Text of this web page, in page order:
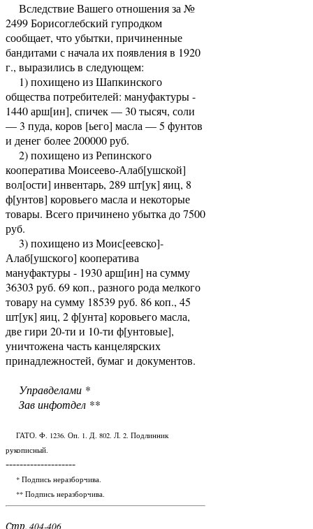
Вследствие Вашего отношения за №
2499 Борисоглебский гупродком
сообщает, что убытки, причиненные
бандитами с начала их появления в 1920
г., выразились в следующем:
1) похищено из Шапкинского
общества потребителей: мануфактуры -
1440 арш[ин], спичек — 30 тысяч, соли
— 3 пуда, коров [ьего] масла — 5 фунтов
и денег более 200000 руб.
2) похищено из Репинского
кооператива Моисеево-Алаб[ушской]
вол[ости] инвентарь, 289 шт[ук] яиц, 8
ф[унтов] коровьего масла и некоторые
товары. Всего причинено убытка до 7500
руб.
3) похищено из Моис[еевско]-
Алаб[ушского] кооператива
мануфактуры - 1930 арш[ин] на сумму
36303 руб. 69 коп., разного рода мелкого
товару на сумму 18539 руб. 86 коп., 45
шт[ук] яиц, 2 ф[унта] коровьего масла,
две гири 20-ти и 10-ти ф[унтовые],
уничтожена часть канцелярских
принадлежностей, бумаг и документов.
Управделами *
Зав инфотдел **
ГАТО. Ф. 1236. Оп. 1. Д. 802. Л. 2. Подлинник
рукописный.
--------------------
* Подпись неразборчива.
** Подпись неразборчива.
Стр. 404-406